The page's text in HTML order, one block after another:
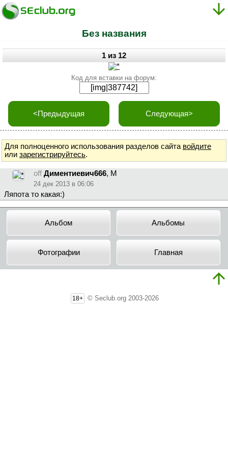
Без названия
1 из 12
Код для вставки на форум:
<Предыдущая Следующая>
Для полноценного использования разделов сайта войдите
или зарегистрируйтесь.
off Диментиевич666, М
24 дек 2013 в 06:06
Ляпота то какая:)
Альбом Альбомы
Фотографии Главная
18+ © Seclub.org 2003-2026